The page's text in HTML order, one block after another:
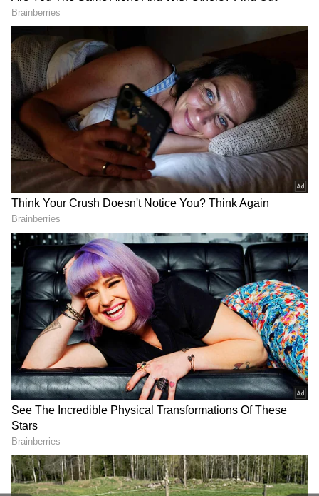
2
8
ఇంతలో పక్కనుంచి దీపా ఇదంతా చూసి డాక్టర్ బాబు కి
మోనిత మీద అనుమానం వచ్చింది అని అనుకుంటుంది.
అదే సమయంలో మోనిత, అతనికి నాకు ఏం సంబంధం
లేదు కార్తీక్ అని అంటుంది అప్పుడు కార్తీక్ గతంలో ఎవరో
ఈ మాట అన్నట్టు గుర్తొచ్చి, తన కడుపులో పెరుగుతున్న
బిడ్డకు నేను కారణం కాదు అని లెగిసి అరుస్తాడు. దానికి
దీప, మోనిత ఆశ్చర్యపోతారు.కార్తీక్ కి తల నొప్పెడుతూ